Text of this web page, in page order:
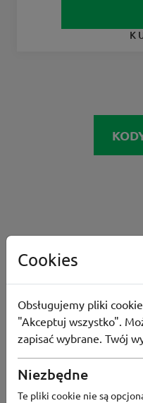
Cookies
Obsługujemy pliki
"Akceptuj wszystko".
zapisać wybrane. Twój
Niezbędne
Te pliki cookie nie są